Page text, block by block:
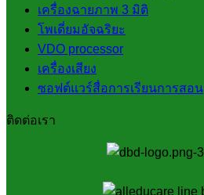
เครื่องฉายภาพ 3 มิติ
โพเดี่ยมอัจฉริยะ
VDO processor
เครื่องเสียง
ซอฟต์แวร์สื่อการเรียนการสอน
ติดต่อเรา